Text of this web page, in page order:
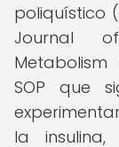
poliquístico
Journal
SOP que
la